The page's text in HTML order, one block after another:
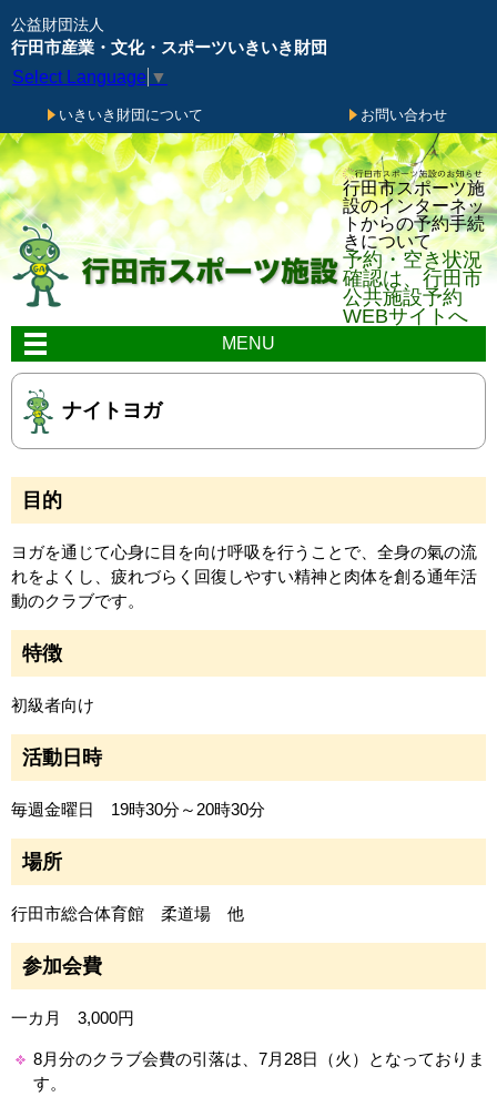
公益財団法人
行田市産業・文化・スポーツいきいき財団
Select Language ▼
いきいき財団について お問い合わせ
行田市スポーツ施
設のインターネッ
トからの予約手続
きについて
予約・空き状況
確認は、行田市
公共施設予約
WEBサイトへ
MENU
ナイトヨガ
目的
ヨガを通じて心身に目を向け呼吸を行うことで、全身の氣の流
れをよくし、疲れづらく回復しやすい精神と肉体を創る通年活
動のクラブです。
特徴
初級者向け
活動日時
毎週金曜日 19時30分～20時30分
場所
行田市総合体育館 柔道場 他
参加会費
一カ月 3,000円
8月分のクラブ会費の引落は、7月28日（火）となっておりま
す。